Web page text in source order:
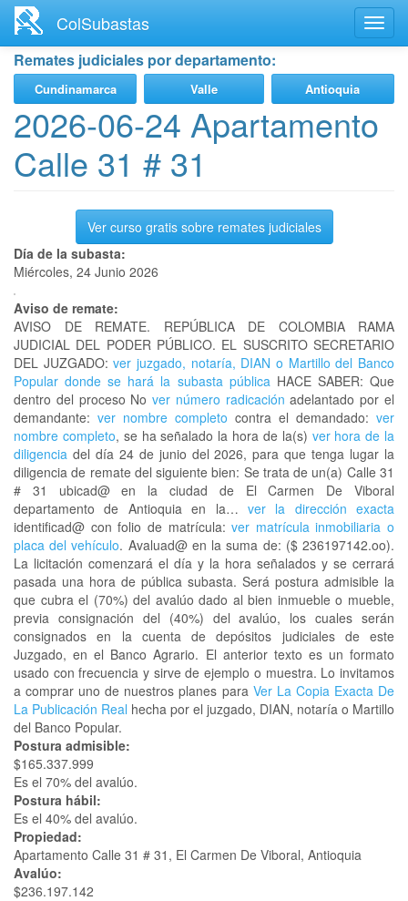
contenido
principal
ColSubastas
Remates judiciales por departamento:
Cundinamarca Valle Antioquia
2026-06-24 Apartamento
Calle 31 # 31
Ver curso gratis sobre remates judiciales
Día de la subasta:
Miércoles, 24 Junio 2026
Aviso de remate:
AVISO DE REMATE. REPÚBLICA DE COLOMBIA RAMA
JUDICIAL DEL PODER PÚBLICO. EL SUSCRITO SECRETARIO
DEL JUZGADO: ver juzgado, notaría, DIAN o Martillo del Banco
Popular donde se hará la subasta públicaHACE SABER: Que
dentro del proceso Nover número radicación adelantado por el
demandante: ver nombre completo contra el demandado: ver
nombre completo, se ha señalado la hora de la(s) ver hora de la
diligencia del día 24 de junio del 2026, para que tenga lugar la
diligencia de remate del siguiente bien: Se trata de un(a) Calle 31
# 31 ubicad@ en la ciudad de El Carmen De Viboral
departamento de Antioquia en la… ver la dirección exacta
identificad@ con folio de matrícula:ver matrícula inmobiliaria o
placa del vehículo. Avaluad@ en la suma de: ($ 236197142.oo).
La licitación comenzará el día y la hora señalados y se cerrará
pasada una hora de pública subasta. Será postura admisible la
que cubra el (70%) del avalúo dado al bien inmueble o mueble,
previa consignación del (40%) del avalúo, los cuales serán
consignados en la cuenta de depósitos judiciales de este
Juzgado, en el Banco Agrario. El anterior texto es un formato
usado con frecuencia y sirve de ejemplo o muestra. Lo invitamos
a comprar uno de nuestros planes para Ver La Copia Exacta De
La Publicación Real hecha por el juzgado, DIAN, notaría o Martillo
del Banco Popular.
Postura admisible:
$165.337.999
Es el 70% del avalúo.
Postura hábil:
Es el 40% del avalúo.
Propiedad:
Apartamento Calle 31 # 31, El Carmen De Viboral, Antioquia
Avalúo:
$236.197.142